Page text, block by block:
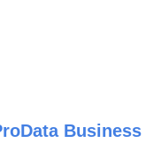
Business